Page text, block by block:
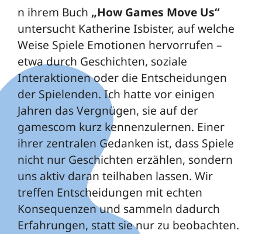
n ihrem Buch „How Games Move Us“
untersucht Katherine Isbister, auf welche
Weise Spiele Emotionen hervorrufen –
etwa durch Geschichten, soziale
Interaktionen oder die Entscheidungen
der Spielenden. Ich hatte vor einigen
Jahren das Vergnügen, sie auf der
gamescom kurz kennenzulernen. Einer
ihrer zentralen Gedanken ist, dass Spiele
nicht nur Geschichten erzählen, sondern
uns aktiv daran teilhaben lassen. Wir
treffen Entscheidungen mit echten
Konsequenzen und sammeln dadurch
Erfahrungen, statt sie nur zu beobachten.